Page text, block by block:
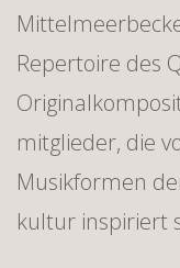
Repertoire des
mitglieder, die
Musikformen
kultur inspiriert